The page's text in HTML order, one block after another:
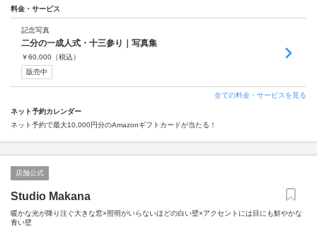
料金・サービス
記念写真
二分の一成人式・十三参り｜写真集
￥60,000 （税込）
販売中
全ての料金・サービスを見る
ネット予約カレンダー
ネット予約で最大10,000円分のAmazonギフトカードが当たる！
店舗公式
Studio Makana
暖かな光が降り注ぐ大きな窓×照明がいらないほどの白い壁×アクセントには目にも鮮やかな
青い壁